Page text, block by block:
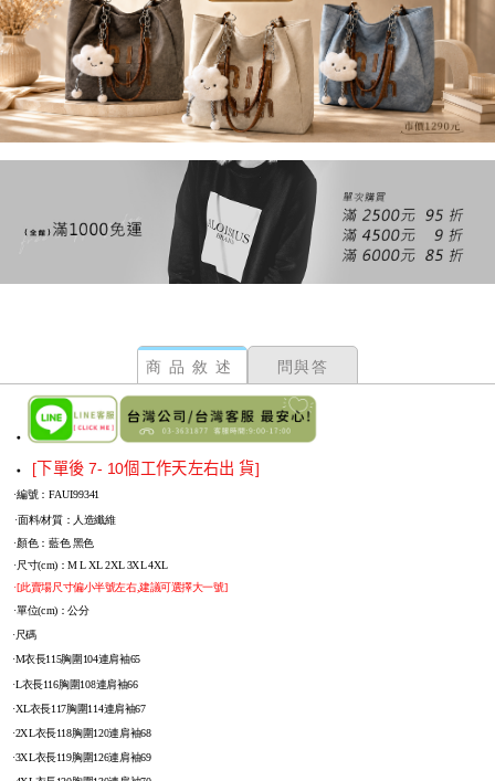
商品敘述 問與答